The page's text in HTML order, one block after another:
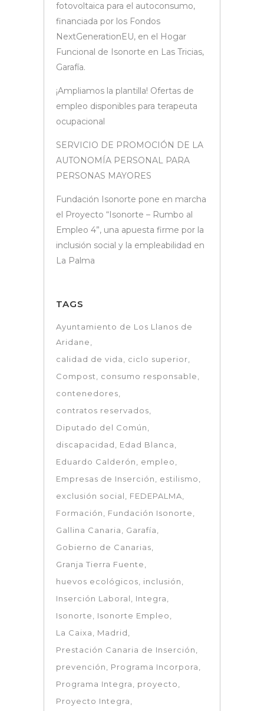
fotovoltaica para el autoconsumo,
financiada por los Fondos
NextGenerationEU, en el Hogar
Funcional de Isonorte en Las Tricias,
Garafía.
¡Ampliamos la plantilla! Ofertas de
empleo disponibles para terapeuta
ocupacional
SERVICIO DE PROMOCIÓN DE LA
AUTONOMÍA PERSONAL PARA
PERSONAS MAYORES
Fundación Isonorte pone en marcha
el Proyecto “Isonorte – Rumbo al
Empleo 4”, una apuesta firme por la
inclusión social y la empleabilidad en
La Palma
TAGS
Ayuntamiento de Los Llanos de
Aridane
calidad de vida
ciclo superior
Compost
consumo responsable
contenedores
contratos reservados
Diputado del Común
discapacidad
Edad Blanca
Eduardo Calderón
empleo
Empresas de Inserción
estilismo
exclusión social
FEDEPALMA
Formación
Fundación Isonorte
Gallina Canaria
Garafía
Gobierno de Canarias
Granja Tierra Fuente
huevos ecológicos
inclusión
Inserción Laboral
Integra
Isonorte
Isonorte Empleo
La Caixa
Madrid
Prestación Canaria de Inserción
prevención
Programa Incorpora
Programa Integra
proyecto
Proyecto Integra